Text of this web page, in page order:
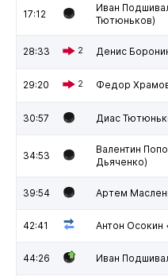
17:12
Иван
Тютюньков)
28:33 2 Денис
29:20 2 Федор
30:57 Диас
34:53
Валентин
Дьяченко)
39:54 Артем
42:41 Антон Осокин
44:26 Иван